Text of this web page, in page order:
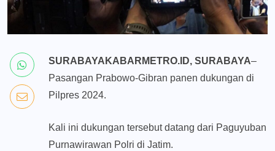
SURABAYAKABARMETRO.ID, SURABAYA–
Pasangan Prabowo-Gibran panen dukungan di
Pilpres 2024.
Kali ini dukungan tersebut datang dari Paguyuban
Purnawirawan Polri di Jatim.